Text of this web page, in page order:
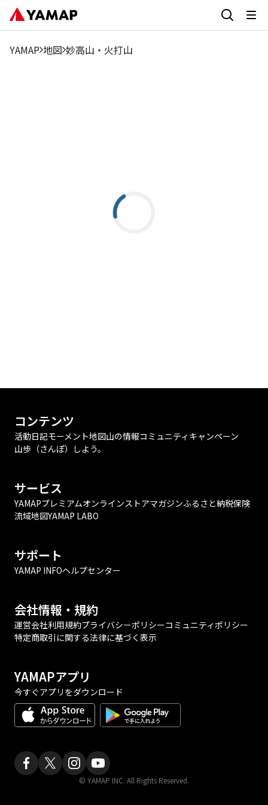
YAMAP 地図 妙高山・火打山
コンテンツ
活動日記モーメント地図山の情報コミュニティ キャンペーン
山歩（さんぽ）しよう。
サービス
YAMAPプレミアムオンラインストアマガジンふるさと納税保険
流域地図YAMAP LABO
サポート
YAMAP INFOヘルプセンター
会社情報・規約
運営会社利用規約プライバシーポリシーコミュニティポリシー
特定商取引に関する法律に基づく表示
YAMAPアプリ
今すぐアプリをダウンロード
© YAMAP INC. All Rights Reserved.